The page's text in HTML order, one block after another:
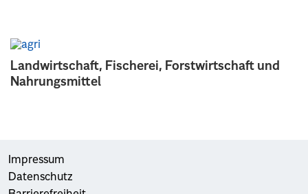
Landwirtschaft, Fischerei, Forstwirtschaft und
Nahrungsmittel
Impressum
Datenschutz